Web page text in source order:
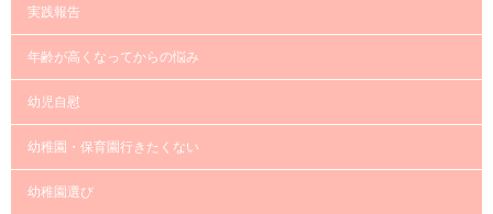
実践報告
年齢が高くなってからの悩み
幼児自慰
幼稚園・保育園行きたくない
幼稚園選び